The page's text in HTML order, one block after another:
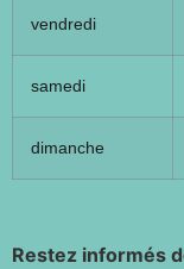
vendredi
samedi
dimanche
Restez informés